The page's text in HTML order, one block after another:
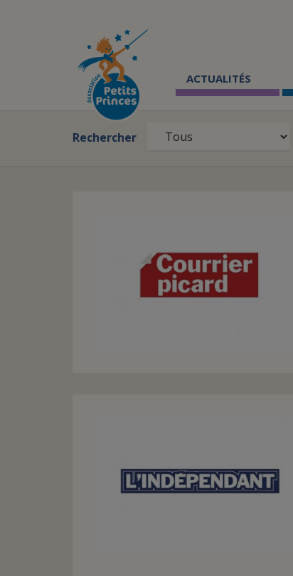
ACTUALITÉS
Rechercher